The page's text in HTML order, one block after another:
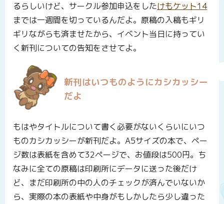
るらしいけど、サークル参加申込をしたけもケット14
までは一週間を切っているんだよ。原稿の入稿もギリ
ギリながらも済ませたから、イベント当日に持ってい
く新刊についての告知をさせてよ。
新刊はいつものようにカシカッシー
だよ
もはやタイトルについて書く必要がないくらいにいつ
ものカシカッシーが新刊だよ。A5サイズの本で、ペー
ジ数は表紙を含めて32ページで、お値段は500円。ち
なみに全ての原稿は印刷所にデータに送った後だけ
ど、まだ印刷所の中の人のチェックが済んでいないか
ら、実際の本の表紙や中身がもしかしたら少し違った